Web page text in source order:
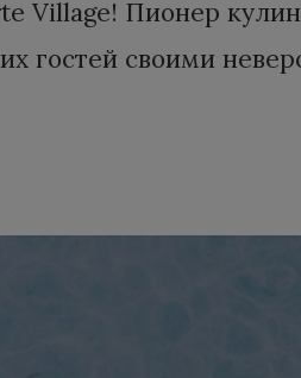
Village! Пионер
гостей своими